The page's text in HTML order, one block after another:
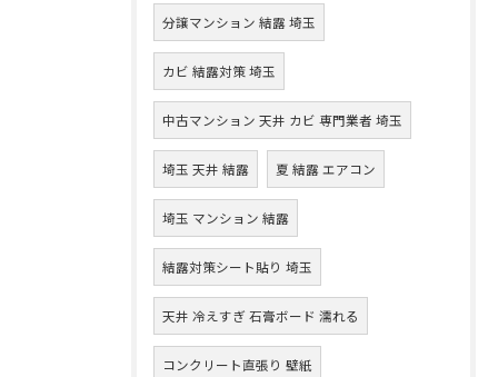
分譲マンション 結露 埼玉
カビ 結露対策 埼玉
中古マンション 天井 カビ 専門業者 埼玉
埼玉 天井 結露 夏 結露 エアコン
埼玉 マンション 結露
結露対策シート貼り 埼玉
天井 冷えすぎ 石膏ボード 濡れる
コンクリート直張り 壁紙